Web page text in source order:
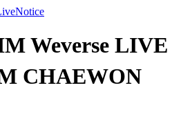
Notice
Weverse LIVE
CHAEWON